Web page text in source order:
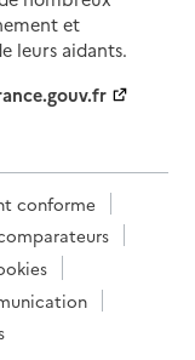
et
leurs aidants.
conforme